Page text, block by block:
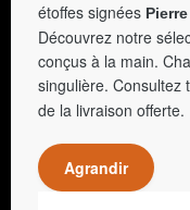
étoffes signées
Découvrez notre
conçus à la main.
singulière. Consultez
de la livraison offerte.
Agrandir